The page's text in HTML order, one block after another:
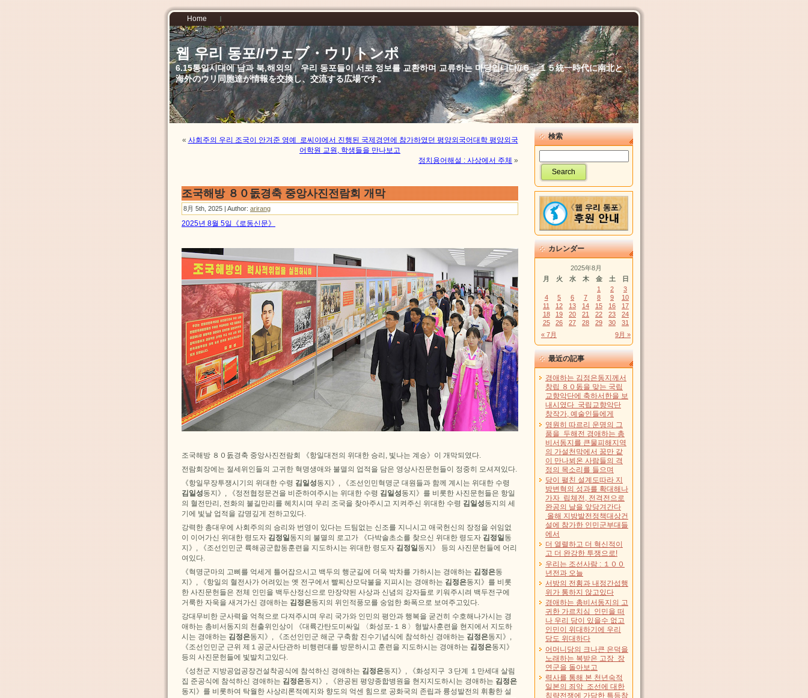
Home
웹 우리 동포//ウェブ・ウリトンポ
6.15통일시대에 남과 북,해외의 우리 동포들이 서로 정보를 교환하며 교류하는 마당입니다//６．１５統一時代に南北と
海外のウリ同胞達が情報を交換し、交流する広場です。
« 사회주의 우리 조국이 안겨준 영예 로씨야에서 진행된 국제경연에 참가하였던 평양외국어대학 평양외국
어학원 교원, 학생들을 만나보고
정치용어해설 : 사상에서 주체 »
조국해방 ８０돐경축 중앙사진전람회 개막
8月 5th, 2025 | Author: arirang
2025년 8월 5일《로동신문》
조국해방 ８０돐경축 중앙사진전람회 《항일대전의 위대한 승리, 빛나는 계승》이 개막되였다.
전람회장에는 절세위인들의 고귀한 혁명생애와 불멸의 업적을 담은 영상사진문헌들이 정중히 모셔져있다.
《항일무장투쟁시기의 위대한 수령 김일성동지》, 《조선인민혁명군 대원들과 함께 계시는 위대한 수령
김일성동지》, 《정전협정문건을 비준하여주시는 위대한 수령 김일성동지》를 비롯한 사진문헌들은 항일
의 혈전만리, 전화의 불길만리를 헤치시며 우리 조국을 찾아주시고 지켜주신 위대한 수령 김일성동지의 세
기에 빛날 업적을 감명깊게 전하고있다.
강력한 총대우에 사회주의의 승리와 번영이 있다는 드팀없는 신조를 지니시고 애국헌신의 장정을 쉬임없
이 이어가신 위대한 령도자 김정일동지의 불멸의 로고가 《다박솔초소를 찾으신 위대한 령도자 김정일동
지》, 《조선인민군 륙해공군합동훈련을 지도하시는 위대한 령도자 김정일동지》 등의 사진문헌들에 어리
여있다.
《혁명군마의 고삐를 억세게 틀어잡으시고 백두의 행군길에 더욱 박차를 가하시는 경애하는 김정은동
지》, 《항일의 혈전사가 어려있는 옛 전구에서 빨찌산모닥불을 지피시는 경애하는 김정은동지》를 비롯
한 사진문헌들은 전체 인민을 백두산정신으로 만장약된 사상과 신념의 강자들로 키워주시려 백두전구에
거룩한 자욱을 새겨가신 경애하는 김정은동지의 위인적풍모를 숭엄한 화폭으로 보여주고있다.
강대무비한 군사력을 억척으로 다져주시며 우리 국가와 인민의 평안과 행복을 굳건히 수호해나가시는 경
애하는 총비서동지의 천출위인상이 《대륙간탄도미싸일 〈화성포-１８〉형발사훈련을 현지에서 지도하
시는 경애하는 김정은동지》, 《조선인민군 해군 구축함 진수기념식에 참석하신 경애하는 김정은동지》,
《조선인민군 근위 제１공군사단관하 비행련대를 방문하시고 훈련을 지도하시는 경애하는 김정은동지》
등의 사진문헌들에 빛발치고있다.
《성천군 지방공업공장건설착공식에 참석하신 경애하는 김정은동지》, 《화성지구 ３단계 １만세대 살림
집 준공식에 참석하신 경애하는 김정은동지》, 《완공된 평양종합병원을 현지지도하시는 경애하는 김정은
동지》를 비롯하여 탁월한 사상리론적예지와 향도의 억센 힘으로 공화국의 존립과 륭성발전의 휘황한 설
検索
カレンダー
2025年8月
月
火 水 木 金 土 日
« 7月 9月 »
1 2
3
4
5 6 7 8 9
10
11
12 13 14 15 16
17
18
19 20 21 22 23
24
25
26 27 28 29 30 31
最近の記事
경애하는 김정은동지께서
창립 ８０돐을 맞는 국립
교향악단에 축하서한을 보
내시였다 국립교향악단
창작가, 예술인들에게
영원히 따르리 운명의 그
품을 두해전 경애하는 총
비서동지를 큰물피해지역
의 가설천막에서 꿈만 같
이 만나뵈온 사람들의 격
정의 목소리를 들으며
당이 펼친 설계도따라 지
방변혁의 성과를 확대해나
가자 립체전, 전격전으로
완공의 날을 앞당겨간다
올해 지방발전정책대상건
설에 참가한 인민군부대들
에서
더 열렬하고 더 혁신적이
고 더 완강한 투쟁으로!
우리는 조선사람 : １００
년전과 오늘
서방의 전횡과 내정간섭행
위가 통하지 않고있다
경애하는 총비서동지의 고
귀한 가르치심 인민을 떠
나 우리 당이 있을수 없고
인민이 위대하기에 우리
당도 위대하다
어머니당의 크나큰 은덕을
노래하는 복받은 고장 장
연군을 돌아보고
력사를 통해 본 천년숙적
일본의 죄악 조선에 대한
침략전쟁에 가담한 특등참